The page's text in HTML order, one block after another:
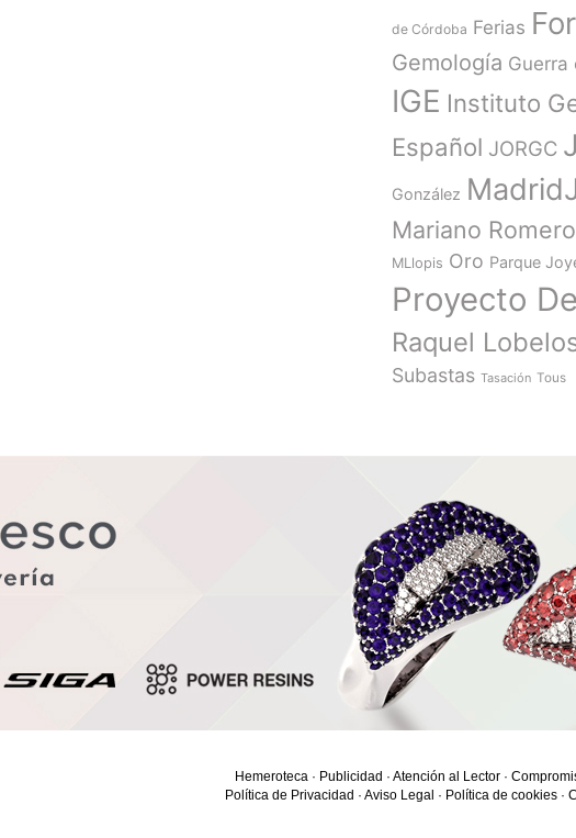
de Córdoba Ferias
Gemología Guerra
IGE Instituto
Español JORGC
González
Mariano Romero
MLlopis Oro Parque
Proyecto
Raquel
Subastas Tasación Tous
Hemeroteca · Publicidad · Atención al Lector ·
Política de Privacidad · Aviso Legal · Política de cookies ·